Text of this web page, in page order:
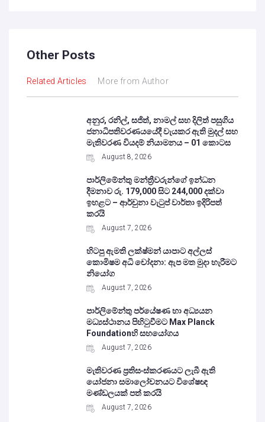
Other Posts
Related Articles More from Author
අනුර, රනිල්, සජිත්, නාමල් සහ දිලිත් පසුගිය
ජනාධිපතිවරණයයේදී වැයකර ඇති මුදල් සහ
මැතිවරණ වියදම් නියාමනය – 01 කොටස
August 8, 2026
පාර්ලිමේන්තු මන්ත්‍රීවරුන්ගේ ඉන්ධන
දීමනාව රු. 179,000 සිට 244,000 දක්වා
ඉහළට – ආර්චුනා වැටුප් වාර්තා ඉදිරිපත්
කරයි
August 7, 2026
හිටපු ඇමති ලක්ෂ්මන් යාපාට අල්ලස්
කොමිෂම අධි චෝදනා: ඇප මත මුදා හැරීමට
නියෝග
August 7, 2026
පාර්ලිමේන්තු පර්යේෂණ හා අධ්‍යයන
මධ්‍යස්ථානය පිහිටුවීමට Max Planck
Foundationහි සහයෝගය
August 7, 2026
මැතිවරණ ප්‍රතිසංස්කරණයට ලැබී ඇති
යෝජනා සමාලෝචනයට විශේෂඥ
මණ්ඩලයක් පත් කරයි
August 7, 2026